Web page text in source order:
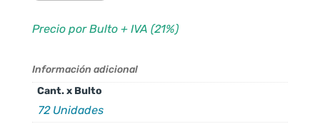
Precio por Bulto + IVA (21%)
Información adicional
Cant. x Bulto
72 Unidades